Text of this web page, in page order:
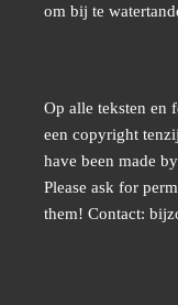
om bij te
Op alle teksten en
een copyright
have been made
Please ask for
them! Contact: